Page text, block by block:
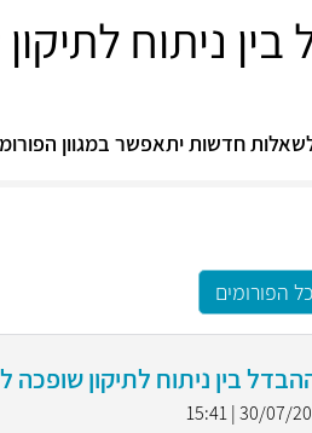
ניתוח
חדשות יתאפשר במגוון
הפורומים
בין ניתוח לתיקון שופכה
30/07/2019 |